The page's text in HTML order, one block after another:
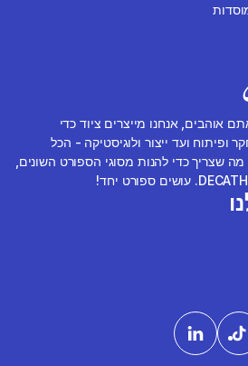
אנחנו מייצרים ציוד כדי
ופיתוח ועד ייצור ולוגיסטיקה - הכל
שצריך כדי להנות מסוגי הספורט השונים,